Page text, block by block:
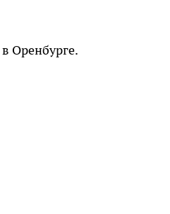
в Оренбурге.